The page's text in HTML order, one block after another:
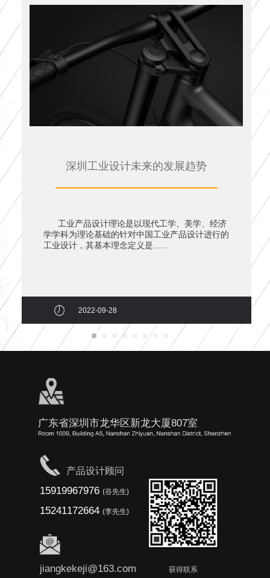
深圳工业设计未来的发展趋势
工业产品设计理论是以现代工学、美学、经济
学学科为理论基础的针对中国工业产品设计进行的
工业设计，其基本理念定义是......
2022-09-28
广东省深圳市龙华区新龙大厦807室
产品设计顾问
15919967976 (谷先生)
15241172664 (李先生)
jiangkekeji@163.com 获得联系